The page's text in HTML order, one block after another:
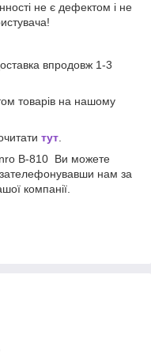
не є дефектом і не
впродовж 1-3
товарів на нашому
тут.
B-810 Ви можете
нам за
компанії.